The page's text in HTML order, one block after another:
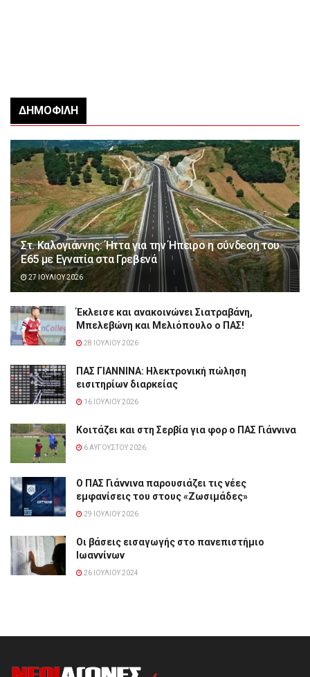
ΔΗΜΟΦΙΛΉ
Στ. Καλογιάννης: Ήττα για την Ήπειρο η σύνδεση του
Ε65 με Εγνατία στα Γρεβενά
27 ΙΟΥΛΊΟΥ 2026
Έκλεισε και ανακοινώνει Σιατραβάνη,
Μπελεβώνη και Μελιόπουλο ο ΠΑΣ!
28 ΙΟΥΛΊΟΥ 2026
ΠΑΣ ΓΙΑΝΝΙΝΑ: Hλεκτρονική πώληση
εισιτηρίων διαρκείας
16 ΙΟΥΛΊΟΥ 2026
Κοιτάζει και στη Σερβία για φορ ο ΠΑΣ Γιάννινα
6 ΑΥΓΟΎΣΤΟΥ 2026
Ο ΠΑΣ Γιάννινα παρουσιάζει τις νέες
εμφανίσεις του στους «Ζωσιμάδες»
29 ΙΟΥΛΊΟΥ 2026
Οι βάσεις εισαγωγής στο πανεπιστήμιο
Ιωαννίνων
26 ΙΟΥΛΊΟΥ 2024